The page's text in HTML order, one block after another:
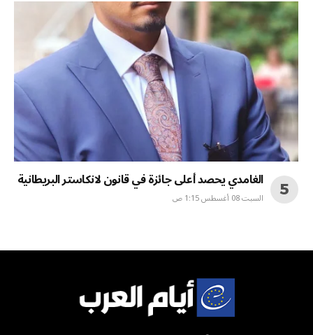
الغامدي يحصد أعلى جائزة في قانون لانكاستر البريطانية
السبت 08 أغسطس 1:15 ص